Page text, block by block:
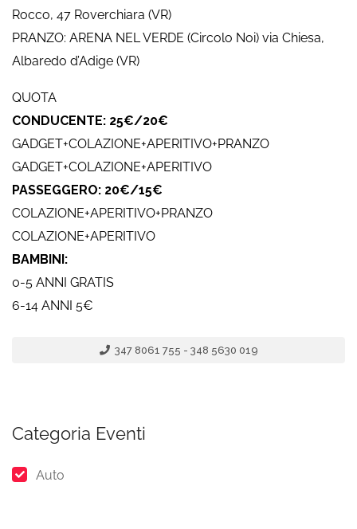
Rocco, 47 Roverchiara (VR)
PRANZO: ARENA NEL VERDE (Circolo Noi) via Chiesa,
Albaredo d’Adige (VR)
QUOTA
CONDUCENTE: 25€/20€
GADGET+COLAZIONE+APERITIVO+PRANZO
GADGET+COLAZIONE+APERITIVO
PASSEGGERO: 20€/15€
COLAZIONE+APERITIVO+PRANZO
COLAZIONE+APERITIVO
BAMBINI:
0-5 ANNI GRATIS
6-14 ANNI 5€
347 8061 755 - 348 5630 019
Categoria Eventi
Auto